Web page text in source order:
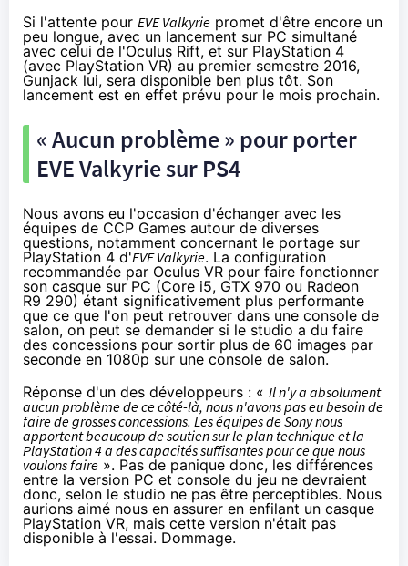
Si l'attente pour EVE Valkyrie promet d'être encore un
peu longue, avec un lancement sur PC simultané
avec celui de l'Oculus Rift, et sur PlayStation 4
(avec PlayStation VR) au premier semestre 2016,
Gunjack lui, sera disponible ben plus tôt. Son
lancement est en effet prévu pour le mois prochain.
« Aucun problème » pour porter
EVE Valkyrie sur PS4
Nous avons eu l'occasion d'échanger avec les
équipes de CCP Games autour de diverses
questions, notamment concernant le portage sur
PlayStation 4 d'EVE Valkyrie. La configuration
recommandée par Oculus VR pour faire fonctionner
son casque sur PC (Core i5, GTX 970 ou Radeon
R9 290) étant significativement plus performante
que ce que l'on peut retrouver dans une console de
salon, on peut se demander si le studio a du faire
des concessions pour sortir plus de 60 images par
seconde en 1080p sur une console de salon.
Réponse d'un des développeurs : « Il n'y a absolument
aucun problème de ce côté-là, nous n'avons pas eu besoin de
faire de grosses concessions. Les équipes de Sony nous
apportent beaucoup de soutien sur le plan technique et la
PlayStation 4 a des capacités suffisantes pour ce que nous
voulons faire ». Pas de panique donc, les différences
entre la version PC et console du jeu ne devraient
donc, selon le studio ne pas être perceptibles. Nous
aurions aimé nous en assurer en enfilant un casque
PlayStation VR, mais cette version n'était pas
disponible à l'essai. Dommage.